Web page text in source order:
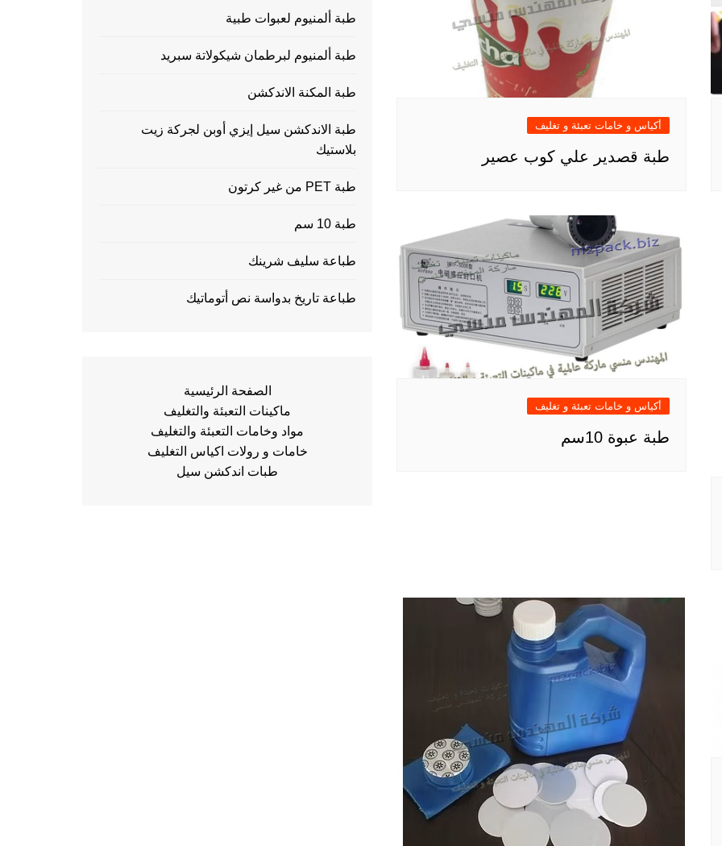
أكياس و خامات تعبئة و تغليف
طبة قصدير علي كوب عصير
أكياس و خامات تعبئة و تغليف
طبة عبوة 10سم
طبة ألمنيوم لعبوات طبية
طبة ألمنيوم لبرطمان شيكولاتة سبريد
طبة المكنة الاندكشن
طبة الاندكشن سيل إيزي أوبن لجركة زيت
بلاستيك
طبة PET من غير كرتون
طبة 10 سم
طباعة سليف شرينك
طباعة تاريخ بدواسة نص أتوماتيك
الصفحة الرئيسية
ماكينات التعبئة والتغليف
مواد وخامات التعبئة والتغليف
خامات و رولات اكياس التغليف
طبات اندكشن سيل